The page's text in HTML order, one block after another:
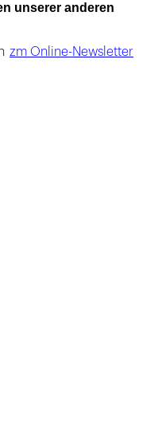
unserer anderen
zm Online-Newsletter